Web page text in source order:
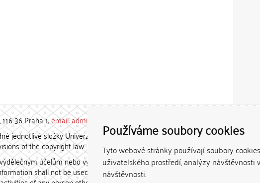
Používáme soubory cookies
Tyto webové stránky používají soubory
uživatelského prostředí, analýzy
návštěvnosti.
36 Praha 1;email: admin-repozitar [at] cuni.cz
jednotlivé složky Univerzity Karlovy. / Each constituent
of the copyright law.
účelům nebo vydávány za studijní, vědeckou
shall not be used for any commercial purposes